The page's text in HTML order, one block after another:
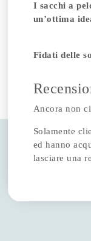
I sacchi a
un’ottima
Fidati delle
Ancora non
Solamente
ed hanno
lasciare una